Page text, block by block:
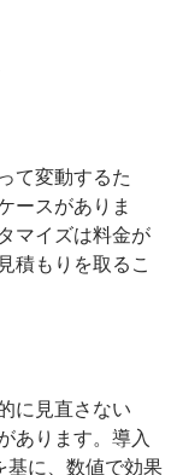
て変動するた
ースがありま
マイズは料金が
積もりを取るこ
に見直さない
あります。導入
基に、数値で効果